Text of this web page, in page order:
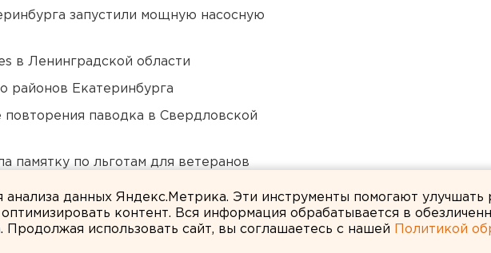
запустили мощную насосную
в Ленинградской области
районов Екатеринбурга
паводка в Свердловской
памятку по льготам для ветеранов
данных Яндекс.Метрика. Эти инструменты помогают улучшать
контент. Вся информация обрабатывается в
Продолжая использовать сайт, вы соглашаетесь с нашей
Политикой